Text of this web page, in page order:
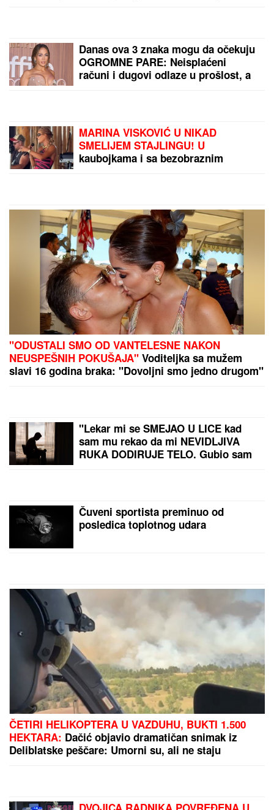
ON ĆE BITI NOVI
SKANDAL NA BALKANU!
Otkriveno čiji je dron koji
je pao u Bugarskoj –
Ambasador HITNO
PREPORUKA ZA VAS
PRVI SNIMAK TEE TAIROVIĆ I MUŽA NAKON
Danas ova 3 znaka mogu da očekuju
OGROMNE PARE: Neisplaćeni
računi i dugovi odlaze u prošlost, a
novčanik nikad puniji - tvrde
astrolozi